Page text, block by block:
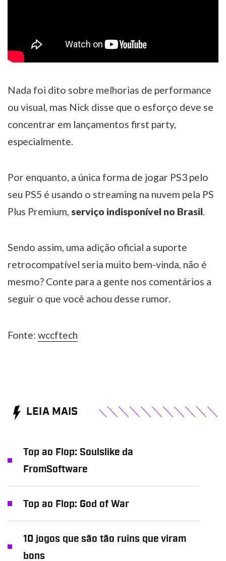
Nada foi dito sobre melhorias de performance
ou visual, mas Nick disse que o esforço deve se
concentrar em lançamentos first party,
especialmente.
Por enquanto, a única forma de jogar PS3 pelo
seu PS5 é usando o streaming na nuvem pela PS
Plus Premium, serviço indisponível no Brasil.
Sendo assim, uma adição oficial a suporte
retrocompatível seria muito bem-vinda, não é
mesmo? Conte para a gente nos comentários a
seguir o que você achou desse rumor.
Fonte: wccftech
LEIA MAIS
Top ao Flop: Soulslike da
FromSoftware
Top ao Flop: God of War
10 jogos que são tão ruins que viram
bons